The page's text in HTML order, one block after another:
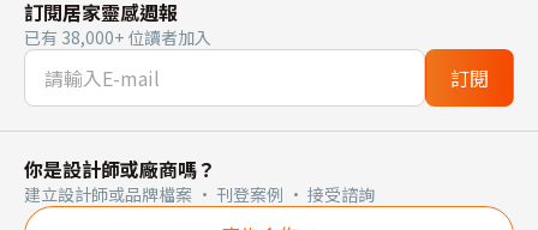
訂閱居家靈感週報
已有 38,000+ 位讀者加入
訂閱
你是設計師或廠商嗎？
建立設計師或品牌檔案 · 刊登案例 · 接受諮詢